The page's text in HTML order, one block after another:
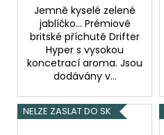
Jemně kyselé zelené
jablíčko... Prémiové
britské příchutě Drifter
Hyper s vysokou
koncetrací aroma. Jsou
dodávány v...
NELZE ZASLAT DO SK